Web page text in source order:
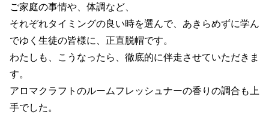
ご家庭の事情や、体調など、
それぞれタイミングの良い時を選んで、あきらめずに学ん
でゆく生徒の皆様に、正直脱帽です。
わたしも、こうなったら、徹底的に伴走させていただきま
す。
アロマクラフトのルームフレッシュナーの香りの調合も上
手でした。